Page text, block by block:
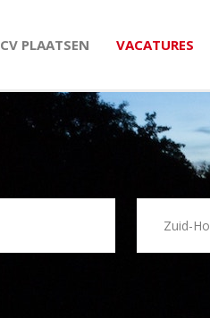
CV PLAATSEN VACATURES